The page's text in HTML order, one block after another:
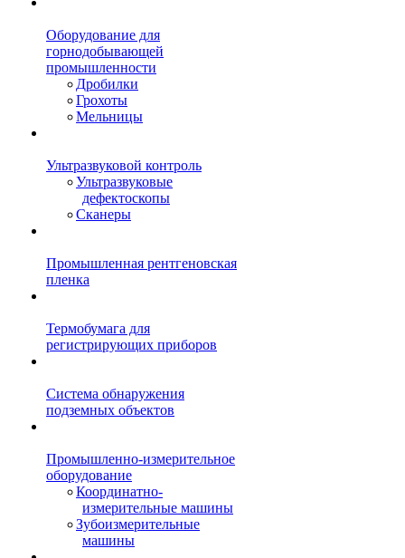
Оборудование для
горнодобывающей
промышленности
Дробилки
Грохоты
Мельницы
Ультразвуковой контроль
Ультразвуковые
дефектоскопы
Сканеры
Промышленная рентгеновская
пленка
Термобумага для
регистрирующих приборов
Система обнаружения
подземных объектов
Промышленно-измерительное
оборудование
Координатно-
измерительные машины
Зубоизмерительные
машины